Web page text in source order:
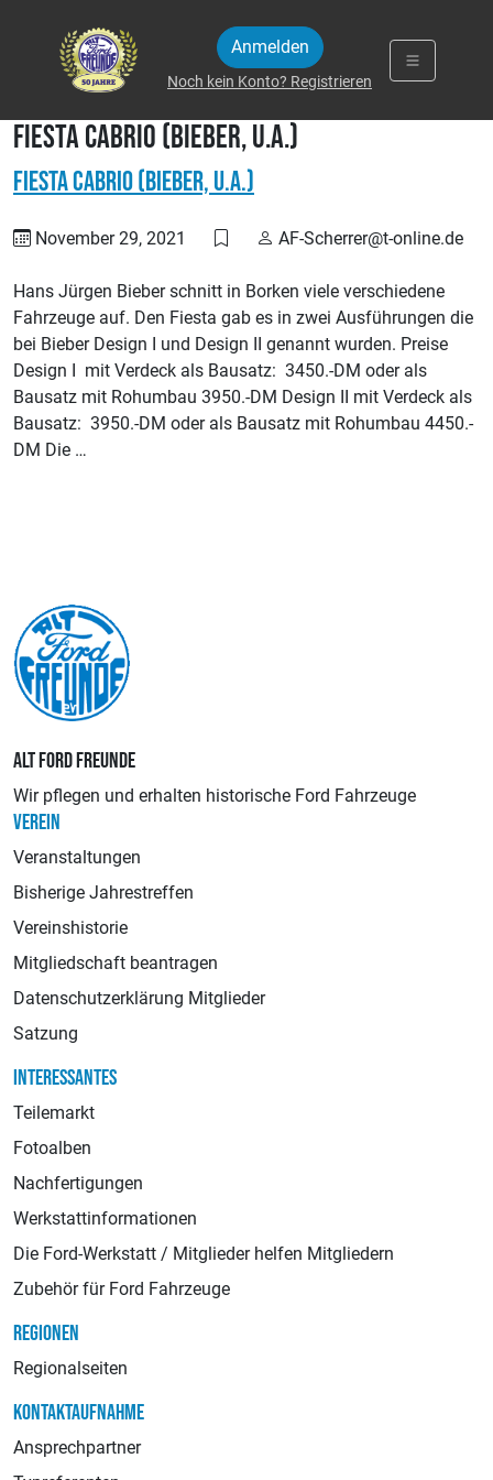
Anmelden
Noch kein Konto? Registrieren
Fiesta Cabrio (Bieber, u.a.)
Fiesta Cabrio (Bieber, u.a.)
November 29, 2021 AF-Scherrer@t-online.de
Hans Jürgen Bieber schnitt in Borken viele verschiedene
Fahrzeuge auf. Den Fiesta gab es in zwei Ausführungen die
bei Bieber Design I und Design II genannt wurden. Preise
Design I mit Verdeck als Bausatz: 3450.-DM oder als
Bausatz mit Rohumbau 3950.-DM Design II mit Verdeck als
Bausatz: 3950.-DM oder als Bausatz mit Rohumbau 4450.-
DM Die …
ALT FORD FREUNDE
Wir pflegen und erhalten historische Ford Fahrzeuge
VEREIN
Veranstaltungen
Bisherige Jahrestreffen
Vereinshistorie
Mitgliedschaft beantragen
Datenschutzerklärung Mitglieder
Satzung
INTERESSANTES
Teilemarkt
Fotoalben
Nachfertigungen
Werkstattinformationen
Die Ford-Werkstatt / Mitglieder helfen Mitgliedern
Zubehör für Ford Fahrzeuge
REGIONEN
Regionalseiten
KONTAKTAUFNAHME
Ansprechpartner